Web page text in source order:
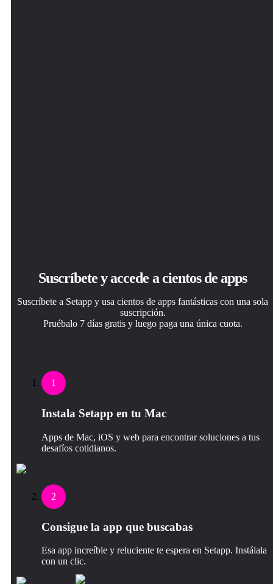
Suscríbete y accede a cientos de apps
Suscríbete a Setapp y usa cientos de apps fantásticas con una sola
suscripción.
Pruébalo 7 días gratis y luego paga una única cuota.
1
Instala Setapp en tu Mac
Apps de Mac, iOS y web para encontrar soluciones a tus
desafíos cotidianos.
2
Consigue la app que buscabas
Esa app increíble y reluciente te espera en Setapp. Instálala
con un clic.